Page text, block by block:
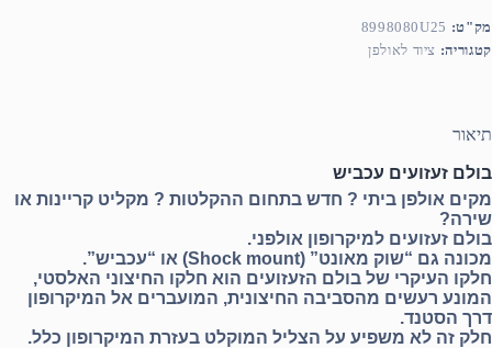
מק"ט: 8998080U25
קטגוריה: ציוד לאולפן
תיאור
בולם זעזועים עכביש
מקים אולפן ביתי ? חדש בתחום ההקלטות ? מקליט קריינות או
שירה?
בולם זעזועים למיקרופון אולפני.
מכונה גם “שוק מאונט” (Shock mount) או “עכביש”.
חלקו העיקרי של בולם הזעזועים הוא חלקו החיצוני האלסטי,
המונע רעשים מהסביבה החיצונית, המועברים אל המיקרופון
דרך הסטנד.
חלק זה לא משפיע על הצליל המוקלט בעזרת המיקרופון כלל.